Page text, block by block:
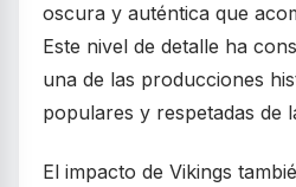
oscura y auténtica que
Este nivel de detalle ha
una de las producciones
populares y respetadas de
El impacto de Vikings